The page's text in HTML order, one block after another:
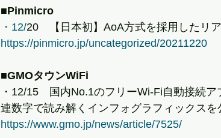
■Pinmicro
・12/20　【日本初】AoA方式を採用したリ
https://pinmicro.jp/uncategorized/20211220
■GMOタウンWiFi
・12/15　国内No.1のフリーWi-Fi自動接続
連数字で読み解くインフォグラフィックスを
https://www.gmo.jp/news/article/7525/